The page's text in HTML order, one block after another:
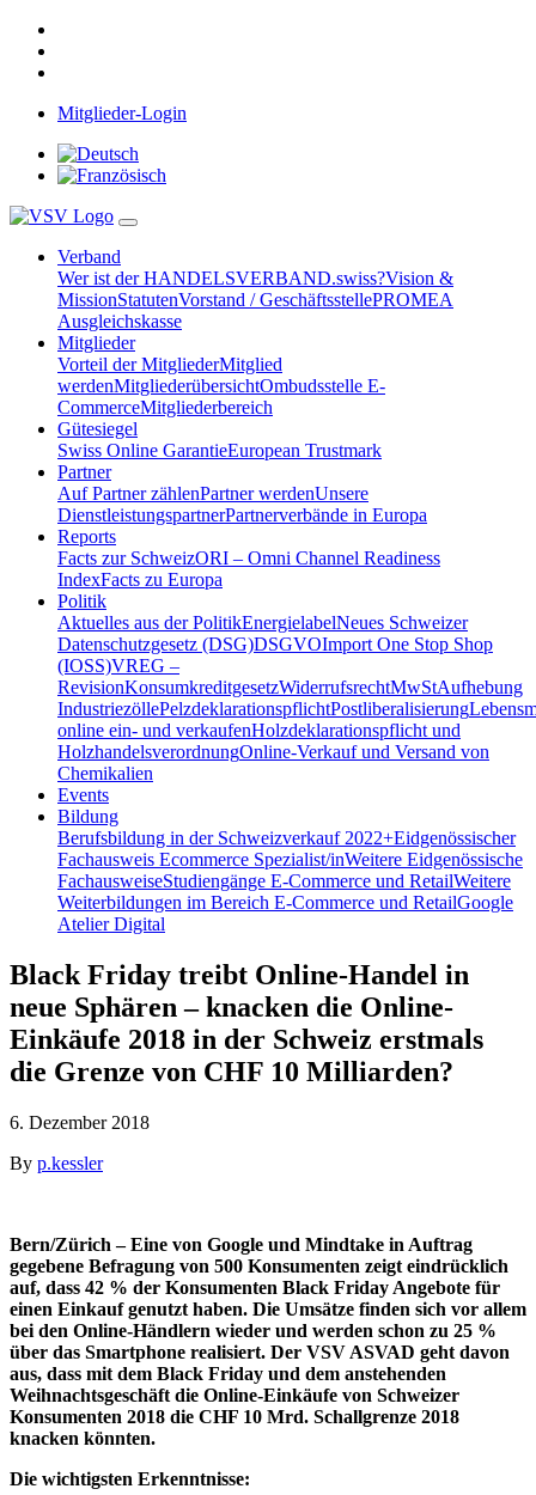
Mitglieder-Login
Verband
Wer ist der HANDELSVERBAND.swiss?Vision &
MissionStatutenVorstand / GeschäftsstellePROMEA
Ausgleichskasse
Mitglieder
Vorteil der MitgliederMitglied
werdenMitgliederübersichtOmbudsstelle E-
CommerceMitgliederbereich
Gütesiegel
Swiss Online GarantieEuropean Trustmark
Partner
Auf Partner zählenPartner werdenUnsere
DienstleistungspartnerPartnerverbände in Europa
Reports
Facts zur SchweizORI – Omni Channel Readiness
IndexFacts zu Europa
Politik
Aktuelles aus der PolitikEnergielabelNeues Schweizer
Datenschutzgesetz (DSG)DSGVOImport One Stop Shop
(IOSS)VREG –
RevisionKonsumkreditgesetzWiderrufsrechtMwStAufhebung
IndustriezöllePelzdeklarationspflichtPostliberalisierung
online ein- und verkaufenHolzdeklarationspflicht und
HolzhandelsverordnungOnline-Verkauf und Versand von
Chemikalien
Events
Bildung
Berufsbildung in der Schweizverkauf 2022+Eidgenössischer
Fachausweis Ecommerce Spezialist/inWeitere Eidgenössische
FachausweiseStudiengänge E-Commerce und RetailWeitere
Weiterbildungen im Bereich E-Commerce und RetailGoogle
Atelier Digital
Black Friday treibt Online-Handel in
neue Sphären – knacken die Online-
Einkäufe 2018 in der Schweiz erstmals
die Grenze von CHF 10 Milliarden?
6. Dezember 2018
By p.kessler
Bern/Zürich – Eine von Google und Mindtake in Auftrag
gegebene Befragung von 500 Konsumenten zeigt eindrücklich
auf, dass 42 % der Konsumenten Black Friday Angebote für
einen Einkauf genutzt haben. Die Umsätze finden sich vor allem
bei den Online-Händlern wieder und werden schon zu 25 %
über das Smartphone realisiert. Der VSV ASVAD geht davon
aus, dass mit dem Black Friday und dem anstehenden
Weihnachtsgeschäft die Online-Einkäufe von Schweizer
Konsumenten 2018 die CHF 10 Mrd. Schallgrenze 2018
knacken könnten.
Die wichtigsten Erkenntnisse: